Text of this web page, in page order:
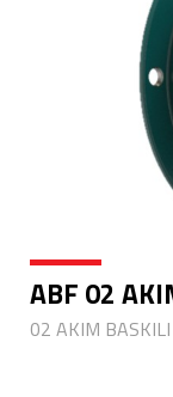
ABF 02
02 AKIM